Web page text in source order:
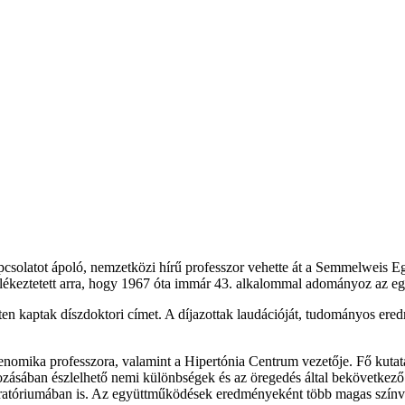
ápoló, nemzetközi hírű professzor vehette át a Semmelweis
arra, hogy 1967 óta immár 43. alkalommal adományoz az
kaptak díszdoktori címet. A díjazottak laudációját, tudományos
professzora, valamint a Hipertónia Centrum vezetője. Fő
észlelhető nemi különbségek és az öregedés által
is. Az együttműködések eredményeként több magas